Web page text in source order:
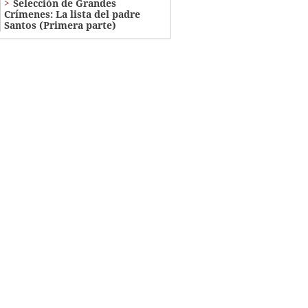
Selección de Grandes
Crímenes: La lista del padre
Santos (Primera parte)